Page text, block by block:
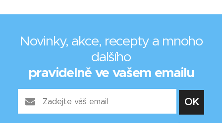
Novinky, akce, recepty a mnoho
dalšího
pravidelně ve vašem emailu